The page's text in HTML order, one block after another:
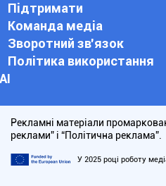
Підтримати
Команда медіа
Зворотний зв'язок
Політика використання
АІ
Рекламні матеріали
реклами” і “Політична реклама”.
У 2025 році роботу